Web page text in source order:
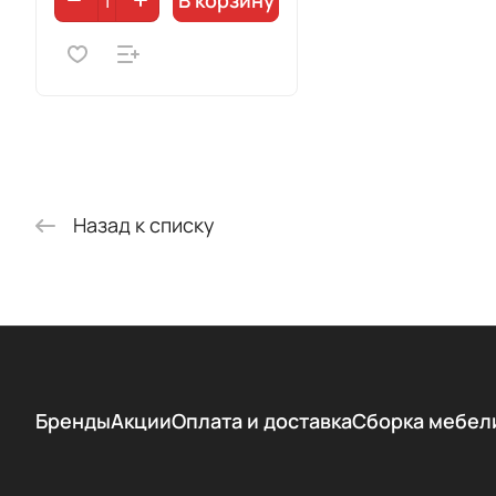
Назад к списку
БрендыАкцииОплата и доставкаСборка